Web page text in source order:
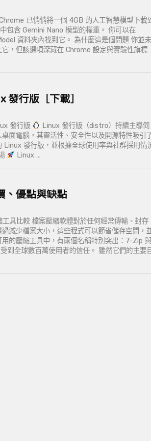
已悄悄將一個 4GB 的人工智慧模型下載
包含 Gemini Nano 模型的權重。 你可以在
資料夾內找到它。 為什麼這是個問題 你並未
，但該選項深藏在 Chrome 設定與實驗性旗標
發行版［下載］
發行版
Linux 發行版（distro）持續主導伺
面電腦。其靈活性、安全性以及開源特性吸引
Linux 發行版，並根據全球使用率與社群採用情
Linux ...
、優點與缺點
具比較 檔案壓縮軟體對於任何經常傳輸、封存
減少檔案大小，這些程式可以節省儲存空間，
的壓縮工具中，有兩個名稱特別突出：7-Zip 與
到全球數百萬使用者的信任。 雖然它們的主要